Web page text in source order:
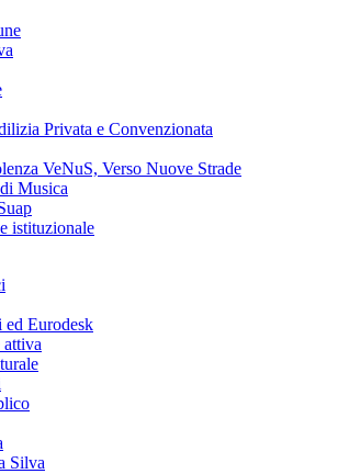
Privata e Convenzionata
VeNuS, Verso Nuove Strade
Musica
istituzionale
ed Eurodesk
attiva
Silva